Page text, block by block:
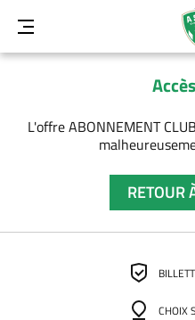
MENU
L'offre ABONNEMENT
RETOUR
CHOIX